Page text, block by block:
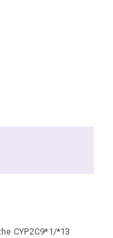
CYP2C9*1/*13